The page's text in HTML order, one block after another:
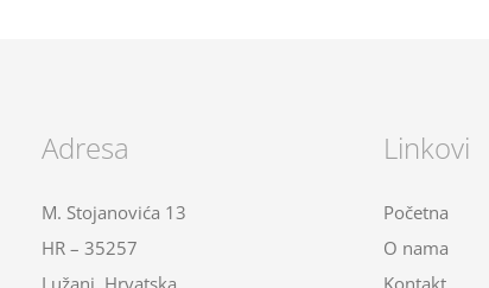
Adresa
M. Stojanovića 13
HR – 35257
Linkovi
Početna
O nama